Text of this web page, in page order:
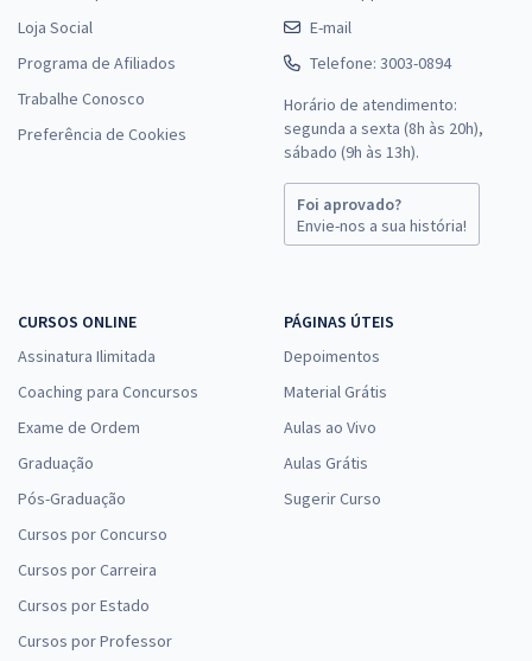
Conhecimentos Específicos para o Cargo de Advogado
26,66
Comprar
BANESE - Banco do Estado de Sergipe - Comportamentos Éticos,
Edital)
20,82
Comprar
Direito Constitucional para as Carreiras Jurídicas - Professor
Loja Social
Programa de Afiliados
Trabalhe Conosco
Preferência de Cookies
E-mail
Telefone: 3003-0894
Horário de atendimento:
segunda a sexta (8h às 20h),
sábado (9h às 13h).
Foi aprovado?
Envie-nos a sua história!
CURSOS ONLINE
Assinatura Ilimitada
Coaching para Concursos
Exame de Ordem
Graduação
Pós-Graduação
Cursos por Concurso
Cursos por Carreira
Cursos por Estado
Cursos por Professor
PÁGINAS ÚTEIS
Depoimentos
Material Grátis
Aulas ao Vivo
Aulas Grátis
Sugerir Curso